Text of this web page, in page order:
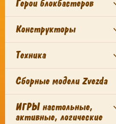
Герои блокбастеров
Конструкторы
Техника
Сборные модели Zvezda
ИГРЫ настольные,
активные, логические